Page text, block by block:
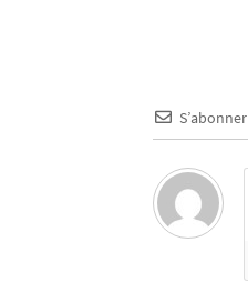
S’abonner